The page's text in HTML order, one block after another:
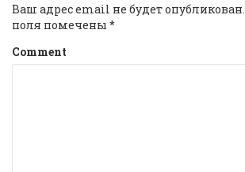
Ваш адрес email не будет опубликован.
поля помечены *
Comment